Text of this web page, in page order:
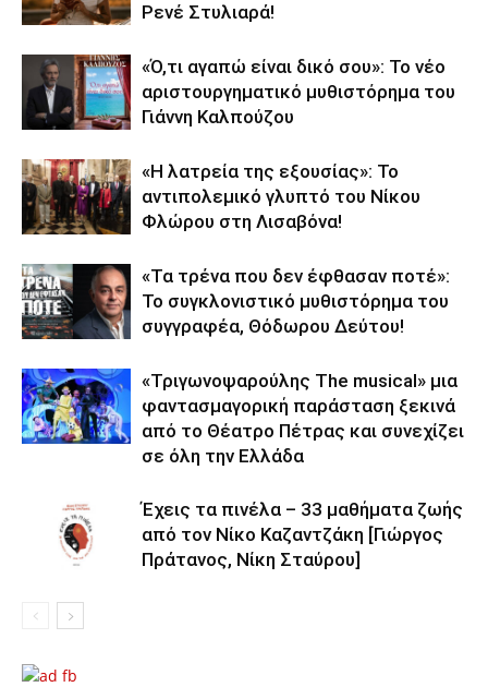
Ρενέ Στυλιαρά!
«Ό,τι αγαπώ είναι δικό σου»: Το νέο
αριστουργηματικό μυθιστόρημα του
Γιάννη Καλπούζου
«Η λατρεία της εξουσίας»: Το
αντιπολεμικό γλυπτό του Νίκου
Φλώρου στη Λισαβόνα!
«Τα τρένα που δεν έφθασαν ποτέ»:
Το συγκλονιστικό μυθιστόρημα του
συγγραφέα, Θόδωρου Δεύτου!
«Τριγωνοψαρούλης The musical» μια
φαντασμαγορική παράσταση ξεκινά
από το Θέατρο Πέτρας και συνεχίζει
σε όλη την Ελλάδα
Έχεις τα πινέλα – 33 μαθήματα ζωής
από τον Νίκο Καζαντζάκη [Γιώργος
Πράτανος, Νίκη Σταύρου]